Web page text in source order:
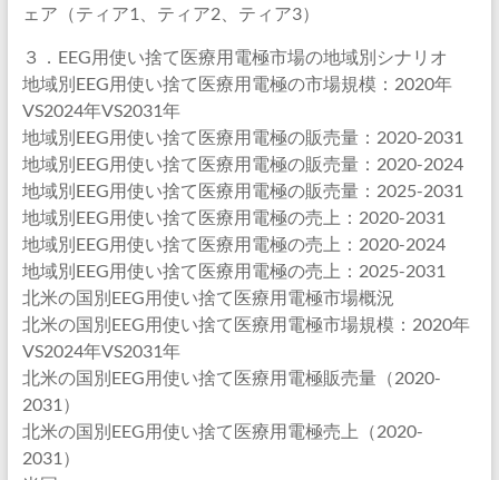
ェア（ティア1、ティア2、ティア3）
３．EEG用使い捨て医療用電極市場の地域別シナリオ
地域別EEG用使い捨て医療用電極の市場規模：2020年
VS2024年VS2031年
地域別EEG用使い捨て医療用電極の販売量：2020-2031
地域別EEG用使い捨て医療用電極の販売量：2020-2024
地域別EEG用使い捨て医療用電極の販売量：2025-2031
地域別EEG用使い捨て医療用電極の売上：2020-2031
地域別EEG用使い捨て医療用電極の売上：2020-2024
地域別EEG用使い捨て医療用電極の売上：2025-2031
北米の国別EEG用使い捨て医療用電極市場概況
北米の国別EEG用使い捨て医療用電極市場規模：2020年
VS2024年VS2031年
北米の国別EEG用使い捨て医療用電極販売量（2020-
2031）
北米の国別EEG用使い捨て医療用電極売上（2020-
2031）